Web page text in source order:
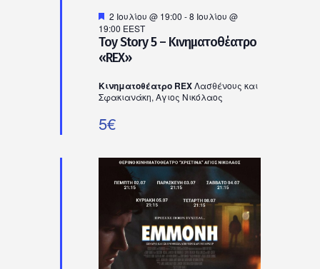
Toy Story 5 – Κινηματοθέατρο
«REX»
Προτεινόμενο
2 Ιουλίου @ 19:00 -8 Ιουλίου @
19:00 EEST
Κινηματοθέατρο REXΛασθένους και
Σφακιανάκη, Αγιος Νικόλαος
5€